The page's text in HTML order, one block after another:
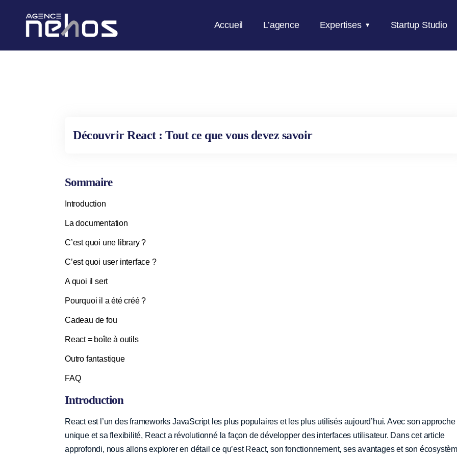
Accueil L’agence Expertises Startup Studio
Découvrir React : Tout ce que vous devez savoir
Sommaire
Introduction
La documentation
C’est quoi une library ?
C’est quoi user interface ?
A quoi il sert
Pourquoi il a été créé ?
Cadeau de fou
React = boîte à outils
Outro fantastique
FAQ
Introduction
React est l’un des frameworks JavaScript les plus populaires et les plus utilisés aujourd’hui. Avec son approche
unique et sa flexibilité, React a révolutionné la façon de développer des interfaces utilisateur. Dans cet article
approfondi, nous allons explorer en détail ce qu’est React, son fonctionnement, ses avantages et son